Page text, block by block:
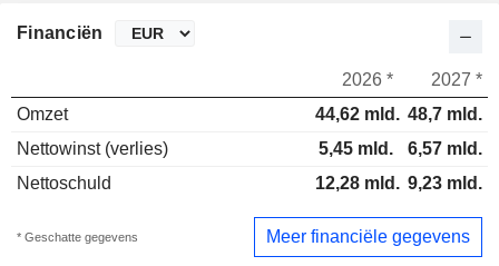
Financiën
2026 *
2027 *
Omzet
44,62 mld. 48,7 mld.
Nettowinst (verlies)
5,45 mld.
6,57 mld.
Nettoschuld
12,28 mld. 9,23 mld.
* Geschatte gegevens Meer financiële gegevens